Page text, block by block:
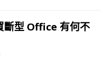
斷型 Office 有何不